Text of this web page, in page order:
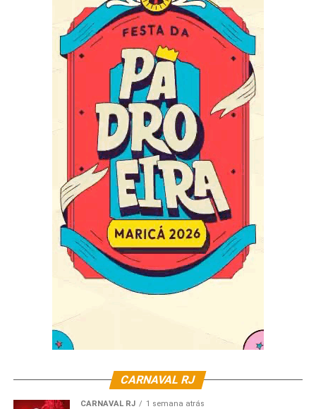
caminhos da Mangueira no próximo carnaval: Alcione.
Noite imperdível e você não pode ficar de fora! Além do
show, teremos apresentação da equipe e a bateria nota
máxima da Mangueira. Os ingressos para o show já estão
disponíveis no siteingresso.mangueira.com.br .
Festa de 95 anos da Mangueira
Data: 28 de abril de 2023
Horário: 20h
Local: Palácio do Samba
Endereço: Rua Visconde de Niterói, 1072 – Mangueira
Ingressos pista: 2° Lote – R$40,00
CARNAVAL RJ
CARNAVAL RJ 1 semana atrás